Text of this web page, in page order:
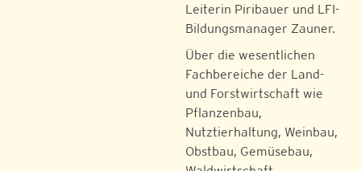
Leiterin Piribauer und LFI-
Bildungsmanager Zauner.
Über die wesentlichen
Fachbereiche der Land-
und Forstwirtschaft wie
Pflanzenbau,
Nutztierhaltung, Weinbau,
Obstbau, Gemüsebau,